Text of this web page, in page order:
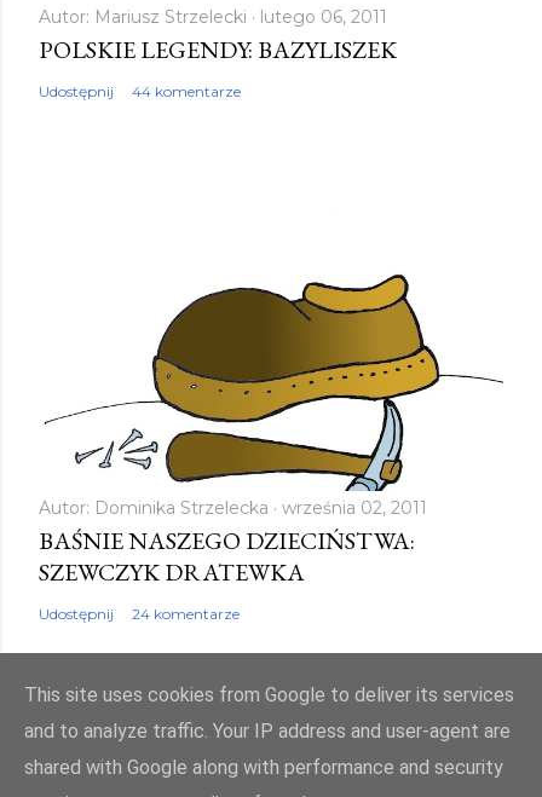
k
o
m
Autor: Mariusz Strzelecki lutego 06, 2011
POLSKIE LEGENDY: BAZYLISZEK
Udostępnij 44 komentarze
Autor: Dominika Strzelecka września 02, 2011
BAŚNIE NASZEGO DZIECIŃSTWA:
SZEWCZYK DRATEWKA
Udostępnij 24 komentarze
Obsługiwane przez usługę Blogger
This site uses cookies from Google to deliver its services
and to analyze traffic. Your IP address and user-agent are
shared with Google along with performance and security